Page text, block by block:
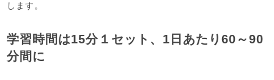
します。
学習時間は15分１セット、1日あたり60～90
分間に